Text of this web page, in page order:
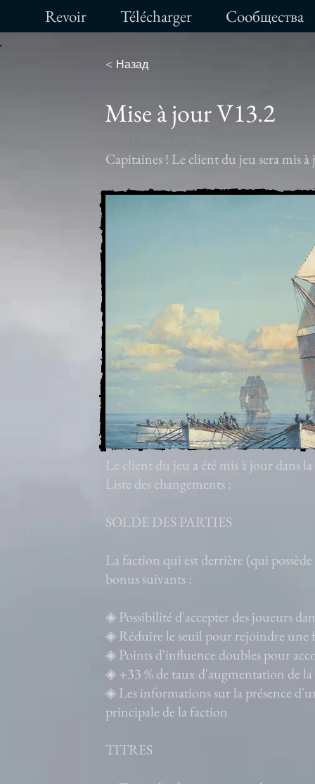
Revoir Télécharger Сообщества
Capitaines ! Le client du jeu sera mis
Mise à jour V13.2
< Назад
Le client du jeu a été mis à jour dans
Liste des changements :
SOLDE DES PARTIES
La faction qui est derrière (qui
bonus suivants :
◈ Possibilité d'accepter des joueurs
◈ Réduire le seuil pour rejoindre une
◈ Points d'influence doubles pour
◈ +33 % de taux d'augmentation de
◈ Les informations sur la présence
principale de la faction
TITRES